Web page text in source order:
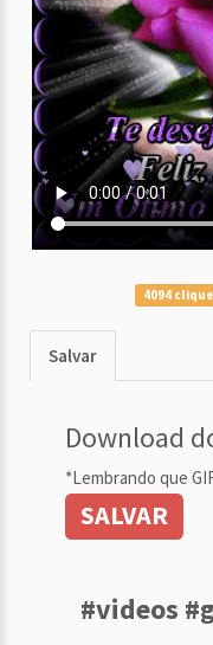
4094
Salvar
Download
*Lembrando que
SALVAR
#videos